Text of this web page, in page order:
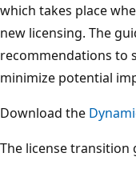
which takes place
new licensing. The
recommendations to
minimize potential
Download the
The license transition